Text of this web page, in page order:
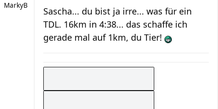
MarkyB
Sascha... du bist ja irre... was für ein
TDL. 16km in 4:38... das schaffe ich
gerade mal auf 1km, du Tier!